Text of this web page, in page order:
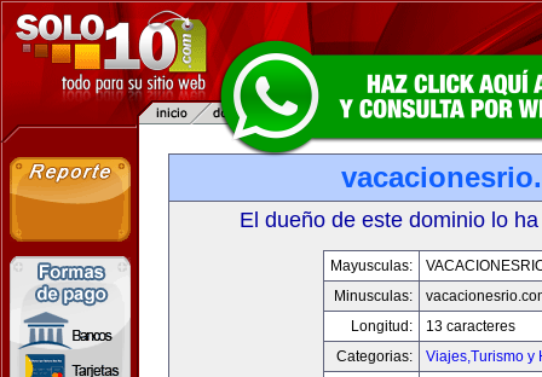
El dueño de este dominio lo
Mayusculas:
Minusculas:
Longitud:
13 caracteres
Categorias:
Viajes,Turismo y